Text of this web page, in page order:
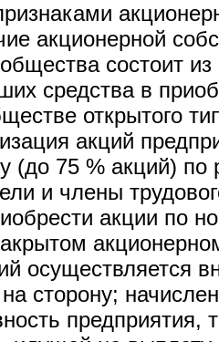
акционерной
состоит из
средства в
открытого
акций
(до 75 % акций) по
и члены
акции по
осуществляется
сторону;
предприятия,